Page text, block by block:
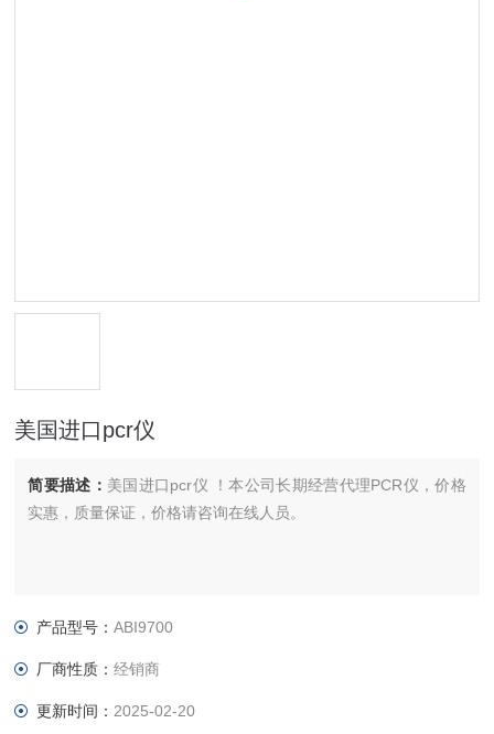
美国进口pcr仪
简要描述： 美国进口pcr仪 ！本公司长期经营代理PCR仪，价格
实惠，质量保证，价格请咨询在线人员。
产品型号：ABI9700
厂商性质：经销商
更新时间： 2025-02-20